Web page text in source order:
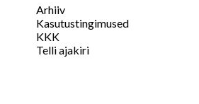
Arhiiv
Kasutustingimused
KKK
Telli ajakiri